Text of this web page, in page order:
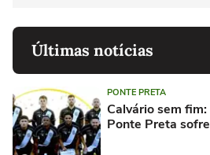
Últimas notícias
PONTE PRETA
Calvário sem
Ponte Preta